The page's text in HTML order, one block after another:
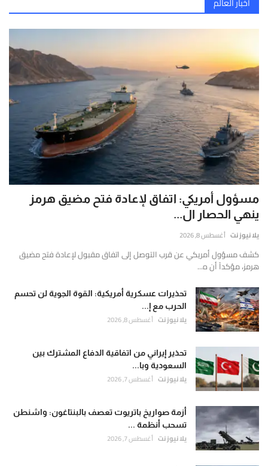
تقارير
دقيقة
مستندة
إلى
التحليل
العميق
والتحقق
الفوري
من
المصادر
والأرقام
الحية.
خروقات إسرائيلية بغزة وضغوط بالكابينت لنسف خطة ترامب
تصعيد واسع واعتداءات استيطانية في الضفة والقدس
أخبار العالم
مسؤول أمريكي: اتفاق لإعادة فتح مضيق هرمز
ينهي الحصار ال...
يلا نيوز نت أغسطس 8, 2026
كشف مسؤول أمريكي عن قرب التوصل إلى اتفاق مقبول لإعادة فتح مضيق
هرمز، مؤكداً أن ه...
تحذيرات عسكرية أمريكية: القوة الجوية لن تحسم
الحرب مع إ...
يلا نيوز نت أغسطس 8, 2026
تحذير إيراني من اتفاقية الدفاع المشترك بين
السعودية وبا...
يلا نيوز نت أغسطس 7, 2026
أزمة صواريخ باتريوت تعصف بالبنتاغون: واشنطن
تسحب أنظمة ...
يلا نيوز نت أغسطس 7, 2026